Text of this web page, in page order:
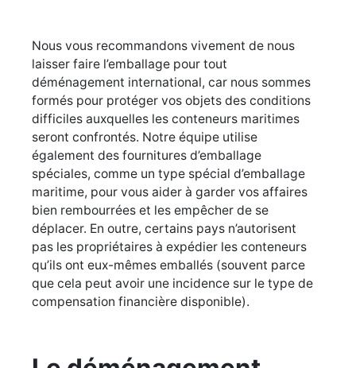
Nous vous recommandons vivement de nous
laisser faire l’emballage pour tout
déménagement international, car nous sommes
formés pour protéger vos objets des conditions
difficiles auxquelles les conteneurs maritimes
seront confrontés. Notre équipe utilise
également des fournitures d’emballage
spéciales, comme un type spécial d’emballage
maritime, pour vous aider à garder vos affaires
bien rembourrées et les empêcher de se
déplacer. En outre, certains pays n’autorisent
pas les propriétaires à expédier les conteneurs
qu’ils ont eux-mêmes emballés (souvent parce
que cela peut avoir une incidence sur le type de
compensation financière disponible).